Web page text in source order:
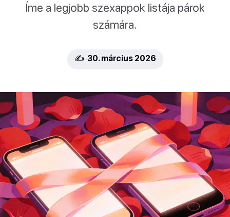
Íme a legjobb szexappok listája párok
számára.
✍️ 30. március 2026